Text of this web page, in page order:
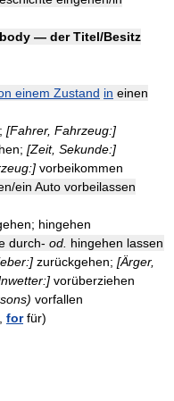
— der Titel/Besitz
einem Zustand in einen
[Fahrer, Fahrzeug:]
[Zeit, Sekunde:]
vorbeikommen
ein Auto vorbeilassen
hingehen
durch- od. hingehen lassen
zurückgehen; [Ärger,
vorüberziehen
vorfallen
forfür)